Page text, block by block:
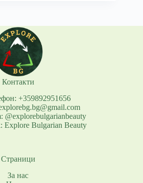
Контакти
+359892951656
@explorebulgarianbeauty
Explore Bulgarian Beauty
Страници
За нас